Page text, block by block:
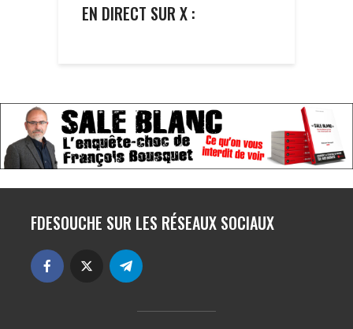
EN DIRECT SUR X :
FDESOUCHE SUR LES RÉSEAUX SOCIAUX